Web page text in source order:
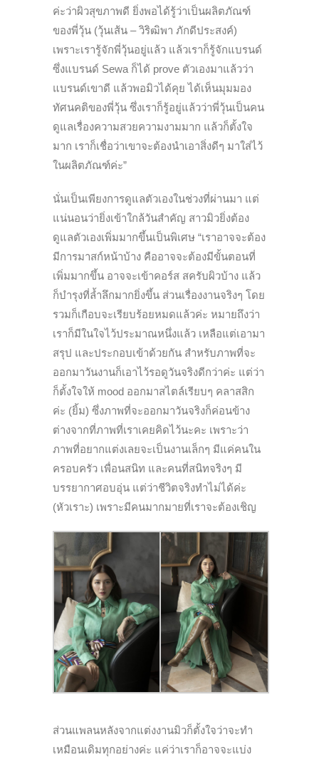
ค่ะว่าผิวสุขภาพดี ยิ่งพอได้รู้ว่าเป็นผลิตภัณฑ์
ของพี่วุ้น (วุ้นเส้น – วิริฒิพา ภักดีประสงค์)
เพราะเรารู้จักพี่วุ้นอยู่แล้ว แล้วเราก็รู้จักแบรนด์
ซึ่งแบรนด์ Sewa ก็ได้ prove ตัวเองมาแล้วว่า
แบรนด์เขาดี แล้วพอมิวได้คุย ได้เห็นมุมมอง
ทัศนคติของพี่วุ้น ซึ่งเราก็รู้อยู่แล้วว่าพี่วุ้นเป็นคน
ดูแลเรื่องความสวยความงามมาก แล้วก็ตั้งใจ
มาก เราก็เชื่อว่าเขาจะต้องนำเอาสิ่งดีๆ มาใส่ไว้
ในผลิตภัณฑ์ค่ะ”
นั่นเป็นเพียงการดูแลตัวเองในช่วงที่ผ่านมา แต่
แน่นอนว่ายิ่งเข้าใกล้วันสำคัญ สาวมิวยิ่งต้อง
ดูแลตัวเองเพิ่มมากขึ้นเป็นพิเศษ “เราอาจจะต้อง
มีการมาสก์หน้าบ้าง คืออาจจะต้องมีขั้นตอนที่
เพิ่มมากขึ้น อาจจะเข้าคอร์ส สครับผิวบ้าง แล้ว
ก็บำรุงที่ล้ำลึกมากยิ่งขึ้น ส่วนเรื่องงานจริงๆ โดย
รวมก็เกือบจะเรียบร้อยหมดแล้วค่ะ หมายถึงว่า
เราก็มีในใจไว้ประมาณหนึ่งแล้ว เหลือแต่เอามา
สรุป และประกอบเข้าด้วยกัน สำหรับภาพที่จะ
ออกมาวันงานก็เอาไว้รอดูวันจริงดีกว่าค่ะ แต่ว่า
ก็ตั้งใจให้ mood ออกมาสไตล์เรียบๆ คลาสสิก
ค่ะ (ยิ้ม) ซึ่งภาพที่จะออกมาวันจริงก็ค่อนข้าง
ต่างจากที่ภาพที่เราเคยคิดไว้นะคะ เพราะว่า
ภาพที่อยากแต่งเลยจะเป็นงานเล็กๆ มีแค่คนใน
ครอบครัว เพื่อนสนิท และคนที่สนิทจริงๆ มี
บรรยากาศอบอุ่น แต่ว่าชีวิตจริงทำไม่ได้ค่ะ
(หัวเราะ) เพราะมีคนมากมายที่เราจะต้องเชิญ
ส่วนแพลนหลังจากแต่งงานมิวก็ตั้งใจว่าจะทำ
เหมือนเดิมทุกอย่างค่ะ แค่ว่าเราก็อาจจะแบ่ง